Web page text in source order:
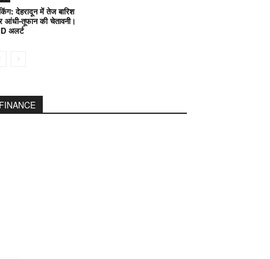
देहरादून में तेज बारिश
तूफान की चेतावनी।
अलर्ट
FINANCE